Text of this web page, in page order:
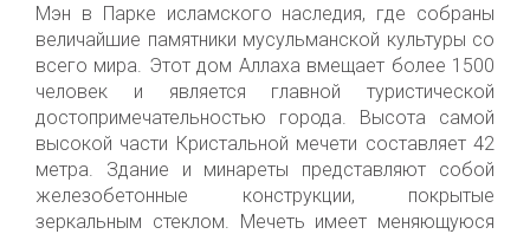
Мэн в Парке исламского наследия, где собраны
величайшие памятники мусульманской культуры со
всего мира. Этот дом Аллаха вмещает более 1500
человек и является главной туристической
достопримечательностью города. Высота самой
высокой части Кристальной мечети составляет 42
метра. Здание и минареты представляют собой
железобетонные конструкции, покрытые
зеркальным стеклом. Мечеть имеет меняющуюся